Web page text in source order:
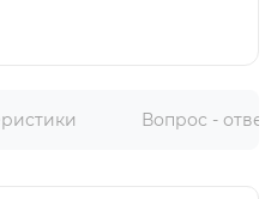
Вопрос -